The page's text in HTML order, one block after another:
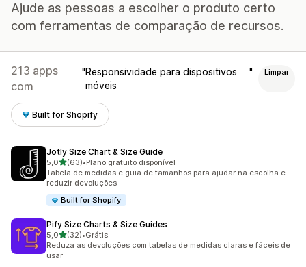
Ajude as pessoas a escolher o produto certo
com ferramentas de comparação de recursos.
213 apps
com
Responsividade para dispositivos
móveis
Limpar
Built for Shopify
Jotly Size Chart & Size Guide
5,0de 5 estrelas
(63)
63 avaliações ao todo
•Plano gratuito disponível
Tabela de medidas e guia de tamanhos para ajudar na escolha e
reduzir devoluções
Built for Shopify
Pify Size Charts & Size Guides
5,0de 5 estrelas
(32)
32 avaliações ao todo
•Grátis
Reduza as devoluções com tabelas de medidas claras e fáceis de
usar